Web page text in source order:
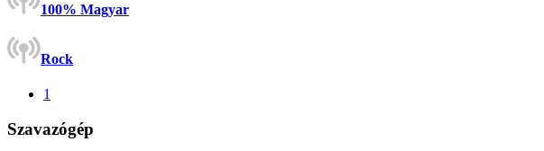
100% Magyar
Rock
1
Szavazógép